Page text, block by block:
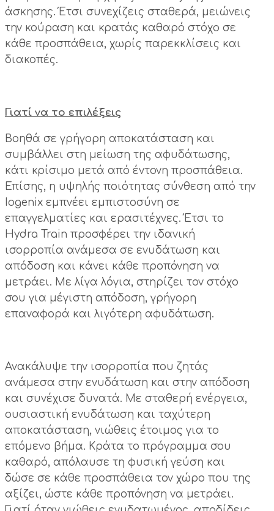
άσκησης. Έτσι συνεχίζεις σταθερά, μειώνεις
την κούραση και κρατάς καθαρό στόχο σε
κάθε προσπάθεια, χωρίς παρεκκλίσεις και
διακοπές.
Γιατί να το επιλέξεις
Βοηθά σε γρήγορη αποκατάσταση και
συμβάλλει στη μείωση της αφυδάτωσης,
κάτι κρίσιμο μετά από έντονη προσπάθεια.
Επίσης, η υψηλής ποιότητας σύνθεση από την
Iogenix εμπνέει εμπιστοσύνη σε
επαγγελματίες και ερασιτέχνες. Έτσι το
Hydra Train προσφέρει την ιδανική
ισορροπία ανάμεσα σε ενυδάτωση και
απόδοση και κάνει κάθε προπόνηση να
μετράει. Με λίγα λόγια, στηρίζει τον στόχο
σου για μέγιστη απόδοση, γρήγορη
επαναφορά και λιγότερη αφυδάτωση.
Ανακάλυψε την ισορροπία που ζητάς
ανάμεσα στην ενυδάτωση και στην απόδοση
και συνέχισε δυνατά. Με σταθερή ενέργεια,
ουσιαστική ενυδάτωση και ταχύτερη
αποκατάσταση, νιώθεις έτοιμος για το
επόμενο βήμα. Κράτα το πρόγραμμα σου
καθαρό, απόλαυσε τη φυσική γεύση και
δώσε σε κάθε προσπάθεια τον χώρο που της
αξίζει, ώστε κάθε προπόνηση να μετράει.